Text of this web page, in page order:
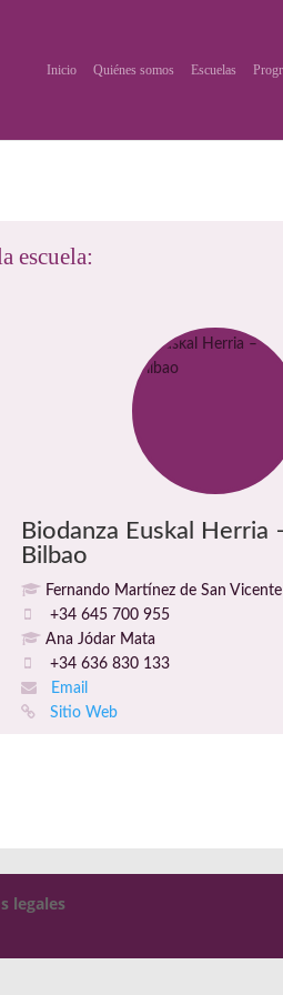
Inicio Quiénes somos Escuelas
escuela:
Biodanza Euskal Herria
Bilbao
Fernando Martínez de San Vicente
+34 645 700 955
Ana Jódar Mata
+34 636 830 133
Email
Sitio Web
legales